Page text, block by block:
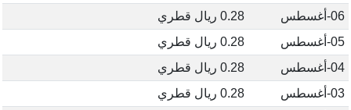
06-أغسطس
0.28 ريال قطري
05-أغسطس
0.28 ريال قطري
04-أغسطس
0.28 ريال قطري
03-أغسطس
0.28 ريال قطري